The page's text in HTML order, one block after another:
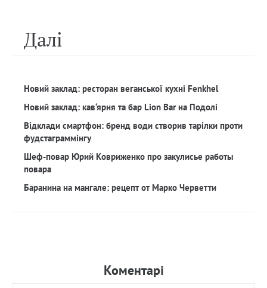
Далi
Новий заклад: ресторан веганської кухні Fenkhel
Новий заклад: кав‘ярня та бар Lion Bar на Подолі
Відклади смартфон: бренд води створив тарілки проти
фудстаграммінгу
Шеф-повар Юрий Ковриженко про закулисье работы
повара
Баранина на мангале: рецепт от Марко Черветти
Коментарi